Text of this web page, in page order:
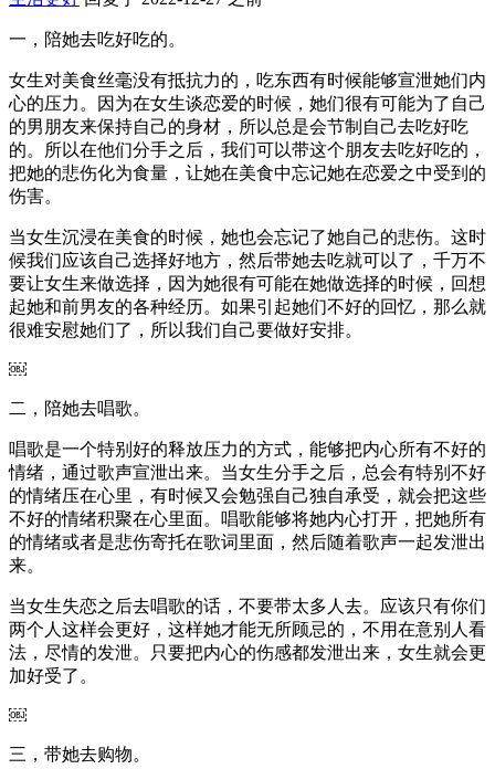
一，陪她去吃好吃的。
女生对美食丝毫没有抵抗力的，吃东西有时候能够宣泄她们内
心的压力。因为在女生谈恋爱的时候，她们很有可能为了自己
的男朋友来保持自己的身材，所以总是会节制自己去吃好吃
的。所以在他们分手之后，我们可以带这个朋友去吃好吃的，
把她的悲伤化为食量，让她在美食中忘记她在恋爱之中受到的
伤害。
当女生沉浸在美食的时候，她也会忘记了她自己的悲伤。这时
候我们应该自己选择好地方，然后带她去吃就可以了，千万不
要让女生来做选择，因为她很有可能在她做选择的时候，回想
起她和前男友的各种经历。如果引起她们不好的回忆，那么就
很难安慰她们了，所以我们自己要做好安排。
￼
二，陪她去唱歌。
唱歌是一个特别好的释放压力的方式，能够把内心所有不好的
情绪，通过歌声宣泄出来。当女生分手之后，总会有特别不好
的情绪压在心里，有时候又会勉强自己独自承受，就会把这些
不好的情绪积聚在心里面。唱歌能够将她内心打开，把她所有
的情绪或者是悲伤寄托在歌词里面，然后随着歌声一起发泄出
来。
当女生失恋之后去唱歌的话，不要带太多人去。应该只有你们
两个人这样会更好，这样她才能无所顾忌的，不用在意别人看
法，尽情的发泄。只要把内心的伤感都发泄出来，女生就会更
加好受了。
￼
三，带她去购物。